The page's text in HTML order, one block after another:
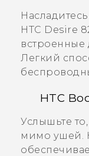
ПОДДЕРЖКА
HTC Desire
Легкий
HTC
Услышьте
мимо ушей.